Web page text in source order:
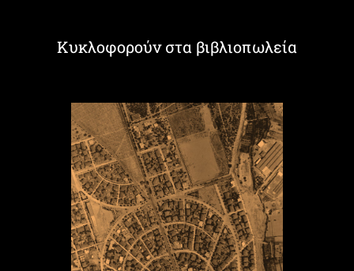
Κυκλοφορούν στα βιβλιοπωλεία